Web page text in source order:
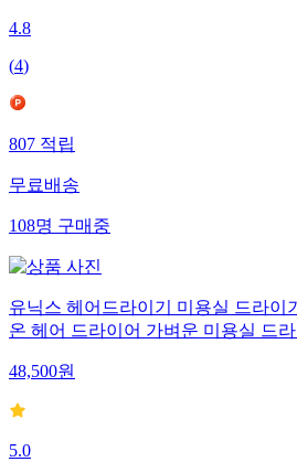
4.8
(4)
807적립
무료배송
108명구매중
유닉스 헤어드라이기 미용실 드라이
온 헤어 드라이어 가벼운 미용실 드
48,500원
5.0